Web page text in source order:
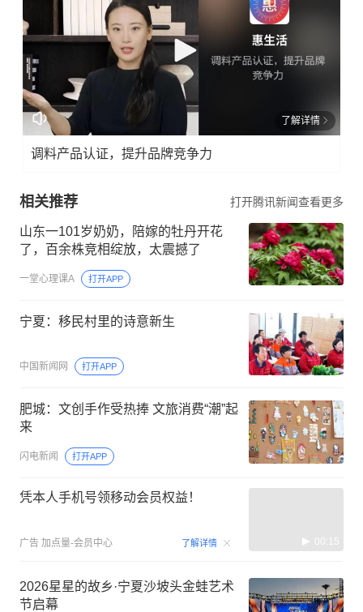
了解详情
调料产品认证，提升品牌竞争力
相关推荐 打开腾讯新闻查看更多
山东一101岁奶奶，陪嫁的牡丹开花
了，百余株竞相绽放，太震撼了
一堂心理课A 打开APP
宁夏：移民村里的诗意新生
中国新闻网 打开APP
肥城：文创手作受热捧 文旅消费“潮”起
来
闪电新闻 打开APP
凭本人手机号领移动会员权益！
广告 加点量-会员中心 了解详情 00:15
2026星星的故乡·宁夏沙坡头金蛙艺术
节启幕